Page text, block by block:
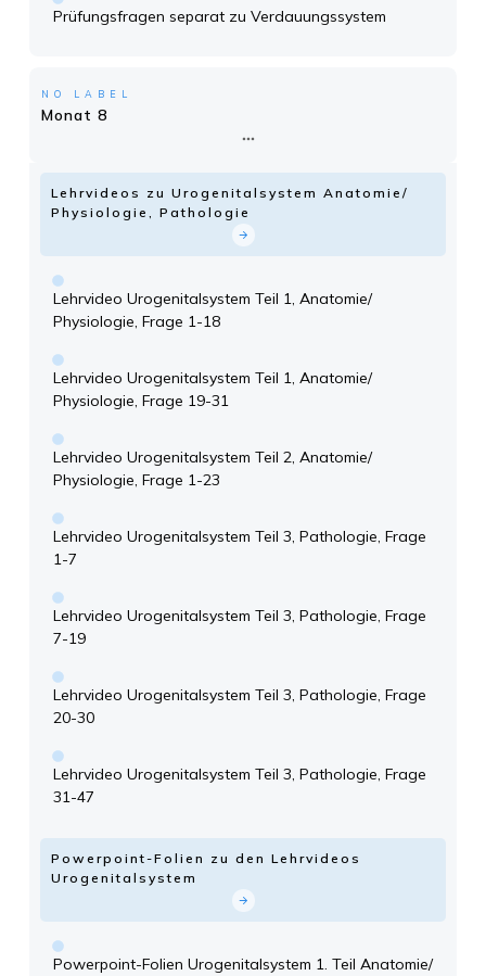
Prüfungsfragen separat zu Verdauungssystem
NO LABEL
Monat 8
Lehrvideos zu Urogenitalsystem Anatomie/
Physiologie, Pathologie
Lehrvideo Urogenitalsystem Teil 1, Anatomie/
Physiologie, Frage 1-18
Lehrvideo Urogenitalsystem Teil 1, Anatomie/
Physiologie, Frage 19-31
Lehrvideo Urogenitalsystem Teil 2, Anatomie/
Physiologie, Frage 1-23
Lehrvideo Urogenitalsystem Teil 3, Pathologie, Frage
1-7
Lehrvideo Urogenitalsystem Teil 3, Pathologie, Frage
7-19
Lehrvideo Urogenitalsystem Teil 3, Pathologie, Frage
20-30
Lehrvideo Urogenitalsystem Teil 3, Pathologie, Frage
31-47
Powerpoint-Folien zu den Lehrvideos
Urogenitalsystem
Powerpoint-Folien Urogenitalsystem 1. Teil Anatomie/